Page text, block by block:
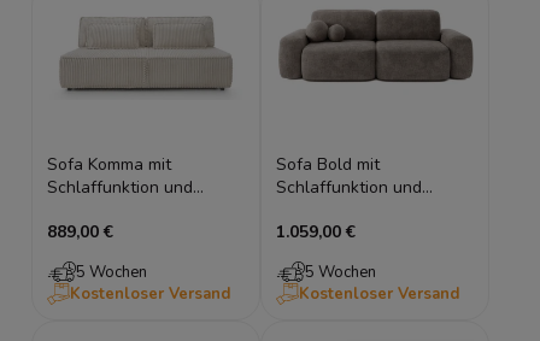
Sofa Komma mit
Schlaffunktion und
889,00 €
5 Wochen
Kostenloser Versand
Sofa Bold mit
Schlaffunktion und
1.059,00 €
5 Wochen
Kostenloser Versand